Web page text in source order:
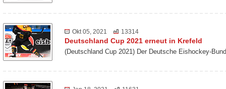
Okt 05, 2021 13314
Deutschland Cup 2021 erneut in Krefeld
(Deutschland Cup 2021) Der Deutsche Eishockey-